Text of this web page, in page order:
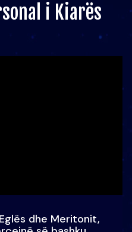
i Kiarës
dhe Meritonit,